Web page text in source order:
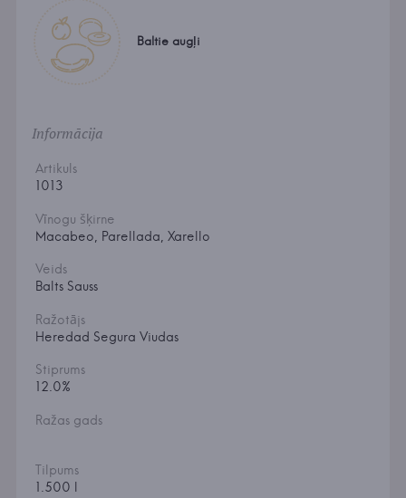
Baltie augļi
Informācija
Artikuls
1013
Vīnogu šķirne
Macabeo, Parellada, Xarello
Veids
Balts Sauss
Ražotājs
Heredad Segura Viudas
Stiprums
12.0%
Ražas gads
Tilpums
1.500 l